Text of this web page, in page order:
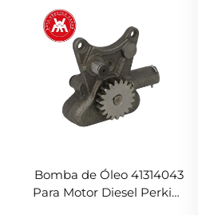
Bomba de Óleo 41314043
Para Motor Diesel Perkins